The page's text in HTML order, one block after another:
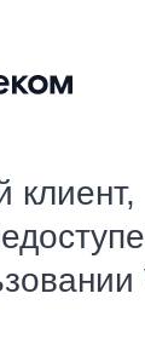
клиент,